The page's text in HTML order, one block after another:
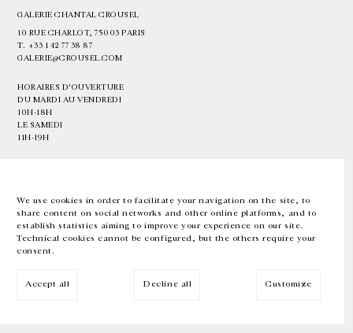
We use cookies in order to facilitate your navigation on the site, to
share content on social networks and other online platforms, and to
establish statistics aiming to improve your experience on our site.
Technical cookies cannot be configured, but the others require your
consent.
Accept all Decline all Customize
GALERIE CHANTAL CROUSEL
10 RUE CHARLOT, 75003 PARIS
T. +33 1 42 77 38 87
GALERIE@CROUSEL.COM
HORAIRES D'OUVERTURE
DU MARDI AU VENDREDI
10H-18H
LE SAMEDI
11H-19H
EN FR 中文 Facebook Instagram
Inscrivez-vous à notre newsletter